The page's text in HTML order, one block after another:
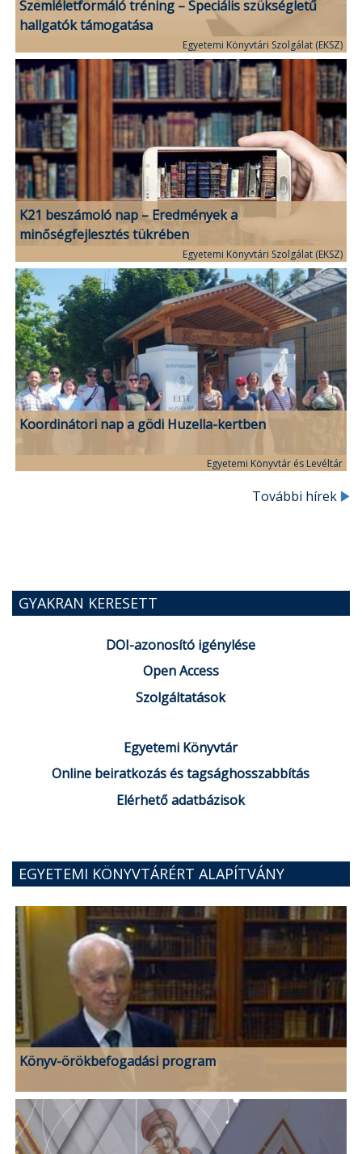
Szemléletformáló tréning – Speciális szükségletű
hallgatók támogatása
Egyetemi Könyvtári Szolgálat (EKSZ)
K21 beszámoló nap – Eredmények a
minőségfejlesztés tükrében
Egyetemi Könyvtári Szolgálat (EKSZ)
Koordinátori nap a gödi Huzella-kertben
Egyetemi Könyvtár és Levéltár
További hírek
GYAKRAN KERESETT
DOI-azonosító igénylése
Open Access
Szolgáltatások
Egyetemi Könyvtár
Online beiratkozás és tagsághosszabbítás
Elérhető adatbázisok
EGYETEMI KÖNYVTÁRÉRT ALAPÍTVÁNY
Könyv-örökbefogadási program